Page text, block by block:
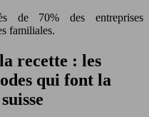
de 70% des entreprises
familiales.
recette : les
qui font la